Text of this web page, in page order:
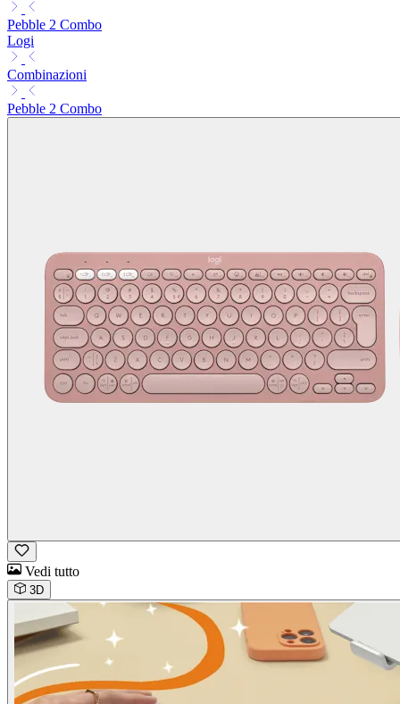
Pebble 2 Combo
Logi
Combinazioni
Pebble 2 Combo
Vedi tutto
3D